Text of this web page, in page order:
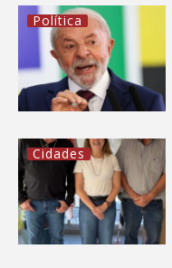
Política
Cidades